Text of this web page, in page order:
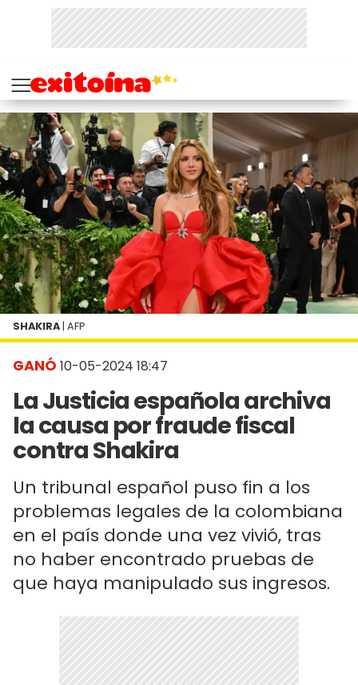
GANÓ 10-05-2024 18:47
La Justicia española archiva
la causa por fraude fiscal
contra Shakira
Un tribunal español puso fin a los
problemas legales de la colombiana
en el país donde una vez vivió, tras
no haber encontrado pruebas de
que haya manipulado sus ingresos.
SHAKIRA | AFP